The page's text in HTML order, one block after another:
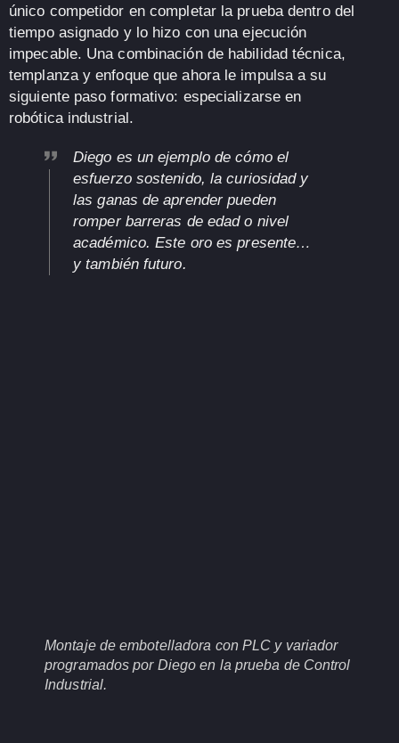
único competidor en completar la prueba dentro del
tiempo asignado y lo hizo con una ejecución
impecable. Una combinación de habilidad técnica,
templanza y enfoqueque ahora le impulsa a su
siguiente paso formativo: especializarse en
robótica industrial .
Diego es un ejemplo de cómo el
esfuerzo sostenido, la curiosidad y
las ganas de aprender pueden
romper barreras de edad o nivel
académico. Este oro es presente…
y también futuro.
Montaje de embotelladora con PLC y variador
programados por Diego en la prueba de Control
Industrial.